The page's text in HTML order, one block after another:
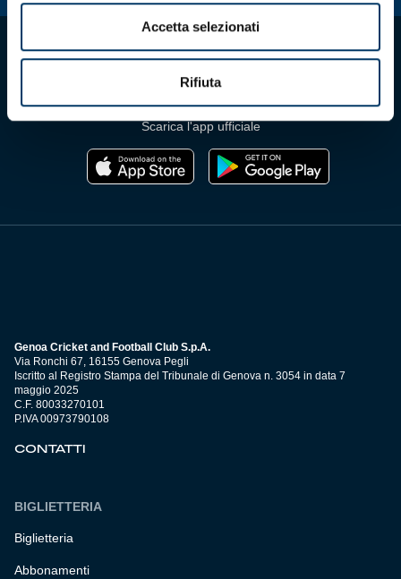
Accetta selezionati
Rifiuta
Scarica l'app ufficiale
Genoa Cricket and Football Club S.p.A.
Via Ronchi 67, 16155 Genova Pegli
Iscritto al Registro Stampa del Tribunale di Genova n. 3054 in data 7
maggio 2025
C.F. 80033270101
P.IVA 00973790108
CONTATTI
BIGLIETTERIA
Biglietteria
Abbonamenti